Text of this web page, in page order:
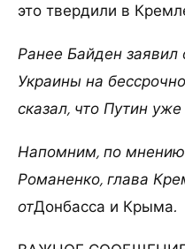
это твердили в
Ранее Байден
Украины на
сказал, что Путин уже
Напомним, по мнению
Романенко, глава
отДонбасса и Крыма.